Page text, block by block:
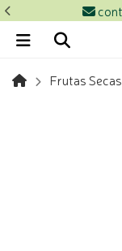
Frutas Secas